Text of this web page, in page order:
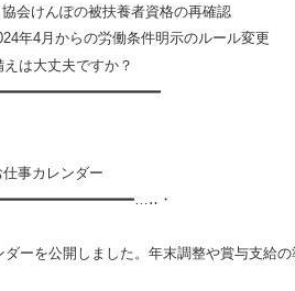
会けんぽの被扶養者資格の再確認
年4月からの労働条件明示のルール変更
ですか？
仕事カレンダー
・
ダーを公開しました。年末調整や賞与支給